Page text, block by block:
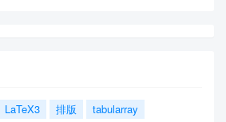
LaTeX3 排版
tabularray